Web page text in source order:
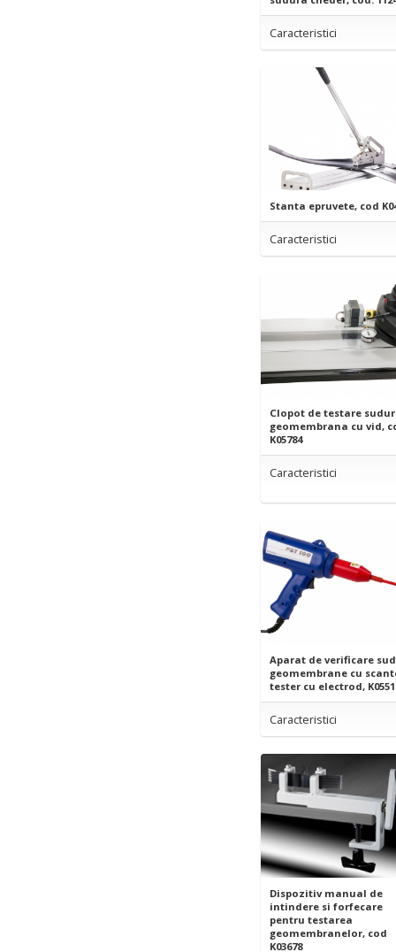
Caracteristici
Stanta epruvete, cod
Caracteristici
Clopot de testare
geomembrana cu vid,
K05784
Caracteristici
Aparat de verificare
geomembrane cu
tester cu electrod,
Caracteristici
Dispozitiv manual de
intindere si forfecare
pentru testarea
geomembranelor, cod
K03678